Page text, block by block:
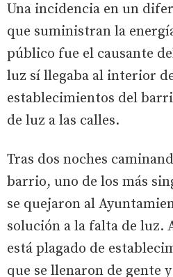
Una incidencia en un
que suministran la
público fue el causante
luz sí llegaba al interior
establecimientos del
de luz a las calles.
Tras dos noches
barrio, uno de los más
se quejaron al
solución a la falta de luz.
está plagado de
que se llenaron de gente